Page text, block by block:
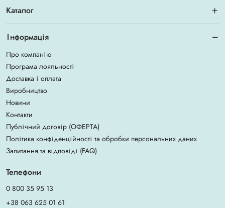
Каталог
Інформація
Про компанію
Програма лояльності
Доставка і оплата
Виробництво
Новини
Контакти
Публічний договір (ОФЕРТА)
Політика конфіденційності та обробки персональних даних
Запитання та відповіді (FAQ)
Телефони
0 800 35 95 13
+38 063 625 01 61